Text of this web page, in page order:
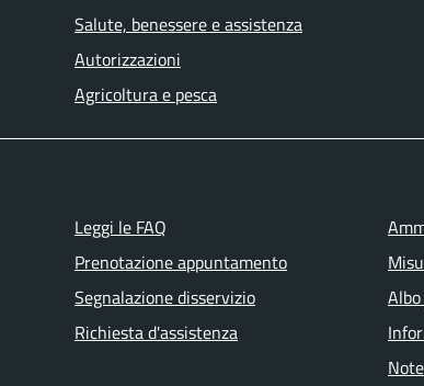
Salute, benessere e assistenza
Autorizzazioni
Agricoltura e pesca
Leggi le FAQ
Prenotazione appuntamento
Segnalazione disservizio
Richiesta d'assistenza